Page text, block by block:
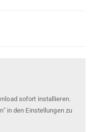
sofort installieren.
in den Einstellungen zu